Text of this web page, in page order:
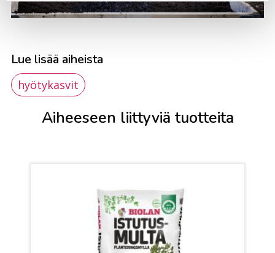
Lue lisää aiheista
hyötykasvit
Aiheeseen liittyviä tuotteita